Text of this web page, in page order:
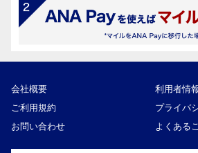
会社概要
利用者情
ご利用規約
プライバ
お問い合わせ
よくある